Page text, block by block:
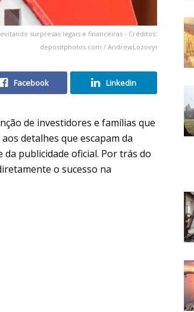
surpresas legais e financeiras - Créditos:
depositphotos.com / AndrewLozovyi
Facebook Linkedin
de investidores e famílias que
detalhes que escapam da
publicidade oficial. Por trás do
o sucesso na